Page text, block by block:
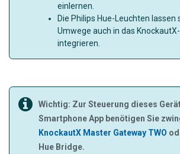
einlernen.
Die Philips Hue-Leuchten lassen
Umwege auch in das
integrieren.
Wichtig: Zur Steuerung dieses
Smartphone App benötigen Sie
KnockautX Master Gateway TWO
Hue Bridge.